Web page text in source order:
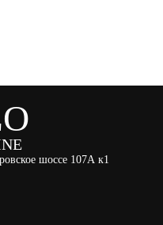
шоссе 107А к1